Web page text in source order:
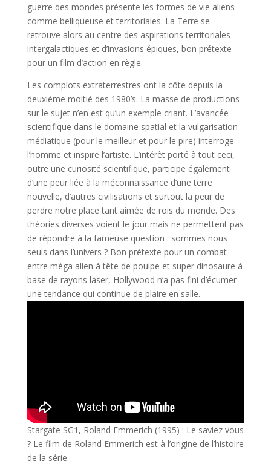
guerre des mondes présente les formes de vie aliens
comme belliqueuse et territoriales. La Terre se
retrouve alors au centre des aspirations territoriales
intergalactiques et d’invasions épiques, bon prétexte
pour un film d’action en règle.
Les complots extraterrestres ont la côte depuis la
deuxième moitié des 1980’s. La masse de productions
sur le sujet n’en est qu’un exemple criant. L’avancée
scientifique dans le domaine spatial et la vulgarisation
médiatique (pour le meilleur et pour le pire) interroge
l’homme et inspire l’artiste. L’intérêt porté à tout ceci,
outre une curiosité scientifique, participe également
d’une peur liée à la méconnaissance d’une terre
nouvelle, d’autres civilisations et surtout la peur de
perdre notre place tant aimée de rois du monde. Des
théories diverses voient le jour mais ne permettent pas
de répondre à la fameuse question : sommes nous
seuls dans l’univers ? Bon prétexte pour un combat
entre méga alien à tête de poulpe et super dinosaure à
base de rayons laser, Hollywood n’a pas fini d’écumer
une tendance qui continue de plaire en salle.
Stargate SG1, Roland Emmerich (1995) : Le saviez vous
? Le film de Roland Emmerich est à l’origine de l’histoire
de la série